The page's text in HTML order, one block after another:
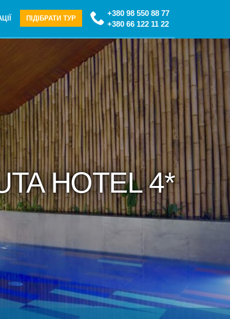
+380 98 550 88 77
+380 66 122 11 22
ПІДІБРАТИ ТУР
HOTEL 4*